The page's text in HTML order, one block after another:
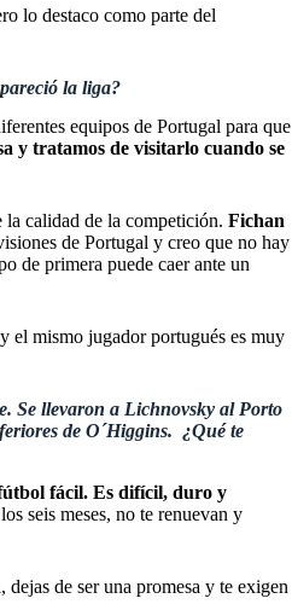
lo destaco como parte del
la liga?
equipos de Portugal para que
y tratamos de visitarlo cuando se
la calidad de la competición. Fichan
de Portugal y creo que no hay
de primera puede caer ante un
el mismo jugador portugués es muy
Se llevaron a Lichnovsky al Porto
de O´Higgins. ¿Qué te
fácil. Es difícil, duro y
seis meses, no te renuevan y
de ser una promesa y te exigen